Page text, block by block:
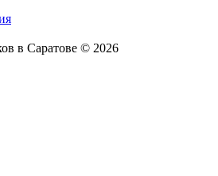
в Саратове © 2026